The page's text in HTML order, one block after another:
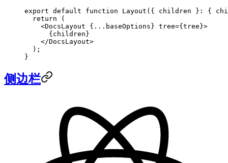
export default function Layout ({ children } : {
  return
(
    <
DocsLayout { ... baseOptions} tree={tree}>
      {children}
    </
DocsLayout>
  );
}
侧边栏